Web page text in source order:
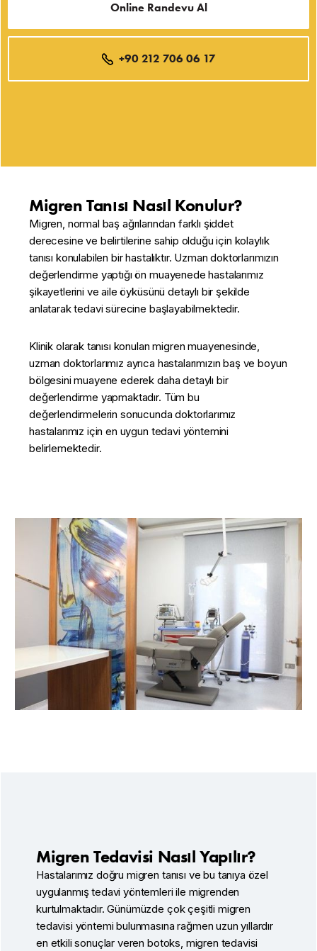
Online Randevu Al
+90 212 706 06 17
Migren Tanısı Nasıl Konulur?
Migren, normal baş ağrılarından farklı şiddet
derecesine ve belirtilerine sahip olduğu için kolaylık
tanısı konulabilen bir hastalıktır. Uzman doktorlarımızın
değerlendirme yaptığı ön muayenede hastalarımız
şikayetlerini ve aile öyküsünü detaylı bir şekilde
anlatarak tedavi sürecine başlayabilmektedir.
Klinik olarak tanısı konulan migren muayenesinde,
uzman doktorlarımız ayrıca hastalarımızın baş ve boyun
bölgesini muayene ederek daha detaylı bir
değerlendirme yapmaktadır. Tüm bu
değerlendirmelerin sonucunda doktorlarımız
hastalarımız için en uygun tedavi yöntemini
belirlemektedir.
Migren Tedavisi Nasıl Yapılır?
Hastalarımız doğru migren tanısı ve bu tanıya özel
uygulanmış tedavi yöntemleri ile migrenden
kurtulmaktadır. Günümüzde çok çeşitli migren
tedavisi yöntemi bulunmasına rağmen uzun yıllardır
en etkili sonuçlar veren botoks, migren tedavisi